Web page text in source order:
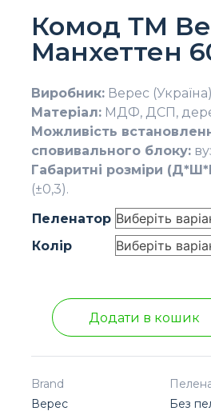
Комод ТМ
Манхеттен
Виробник: Верес
Матеріал: МДФ, ДСП,
Можливість
сповивального блоку:
Габаритні розміри
(±0,3).
Пеленатор
Колір
Додати в кошик
Brand
Верес
Без